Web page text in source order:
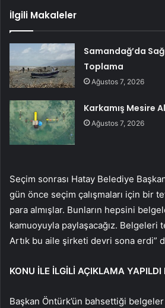
İlgili Makaleler
Samandağ’da
Toplama
Ağustos 7, 2026
Karkamış Mesire
Ağustos 7, 2026
Seçim sonrası Hatay Belediye
gün önce seçim çalışmaları için bir
para almışlar. Bunların hepsini
kamuoyuyla paylaşacağız. Belgeleri
Artık bu aile şirketi devri sona erdi”
KONU İLE İLGİLİ AÇIKLAMA YAPILDI
Başkan Öntürk’ün bahsettiği belgeler